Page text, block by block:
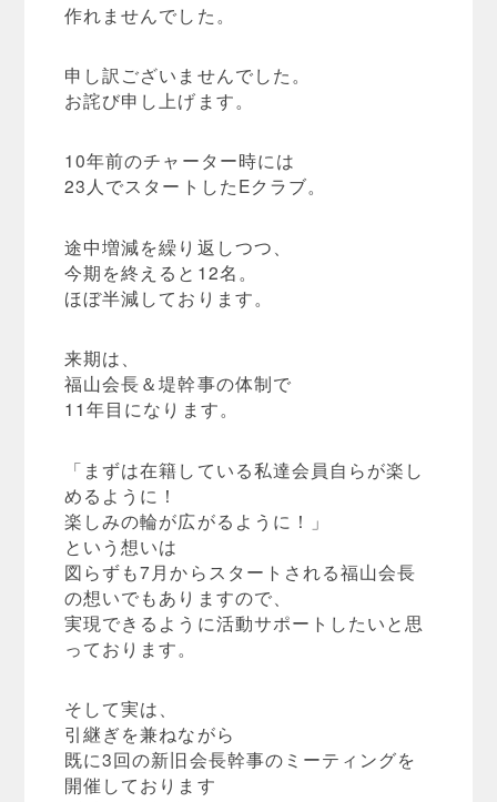
作れませんでした。
申し訳ございませんでした。
お詫び申し上げます。
10年前のチャーター時には
23人でスタートしたEクラブ。
途中増減を繰り返しつつ、
今期を終えると12名。
ほぼ半減しております。
来期は、
福山会長＆堤幹事の体制で
11年目になります。
「まずは在籍している私達会員自らが楽し
めるように！
楽しみの輪が広がるように！」
という想いは
図らずも7月からスタートされる福山会長
の想いでもありますので、
実現できるように活動サポートしたいと思
っております。
そして実は、
引継ぎを兼ねながら
既に3回の新旧会長幹事のミーティングを
開催しております